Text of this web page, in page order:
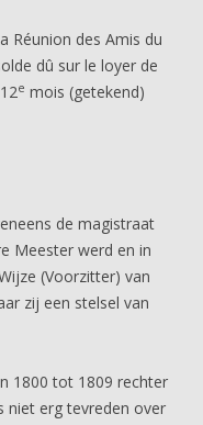
Réunion des Amis du
dû sur le loyer de
e mois (getekend)
de magistraat
Meester werd en in
(Voorzitter) van
zij een stelsel van
1800 tot 1809 rechter
niet erg tevreden over